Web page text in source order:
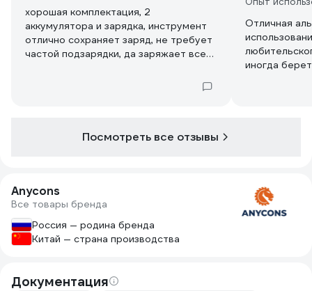
хорошая комплектация, 2
аккумулятора и зарядка, инструмент
отлично сохраняет заряд, не требует
частой подзарядки, да заряжает всего
Отличная
иногда
Посмотреть все отзывы
Anycons
Все товары бренда
Россия — родина бренда
Китай — страна производства
Документация